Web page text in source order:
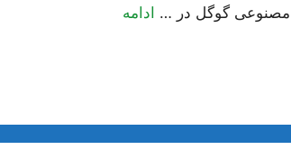
گوگل در … ادامه